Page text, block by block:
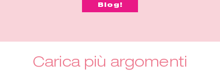
Blog!
Carica più argomenti